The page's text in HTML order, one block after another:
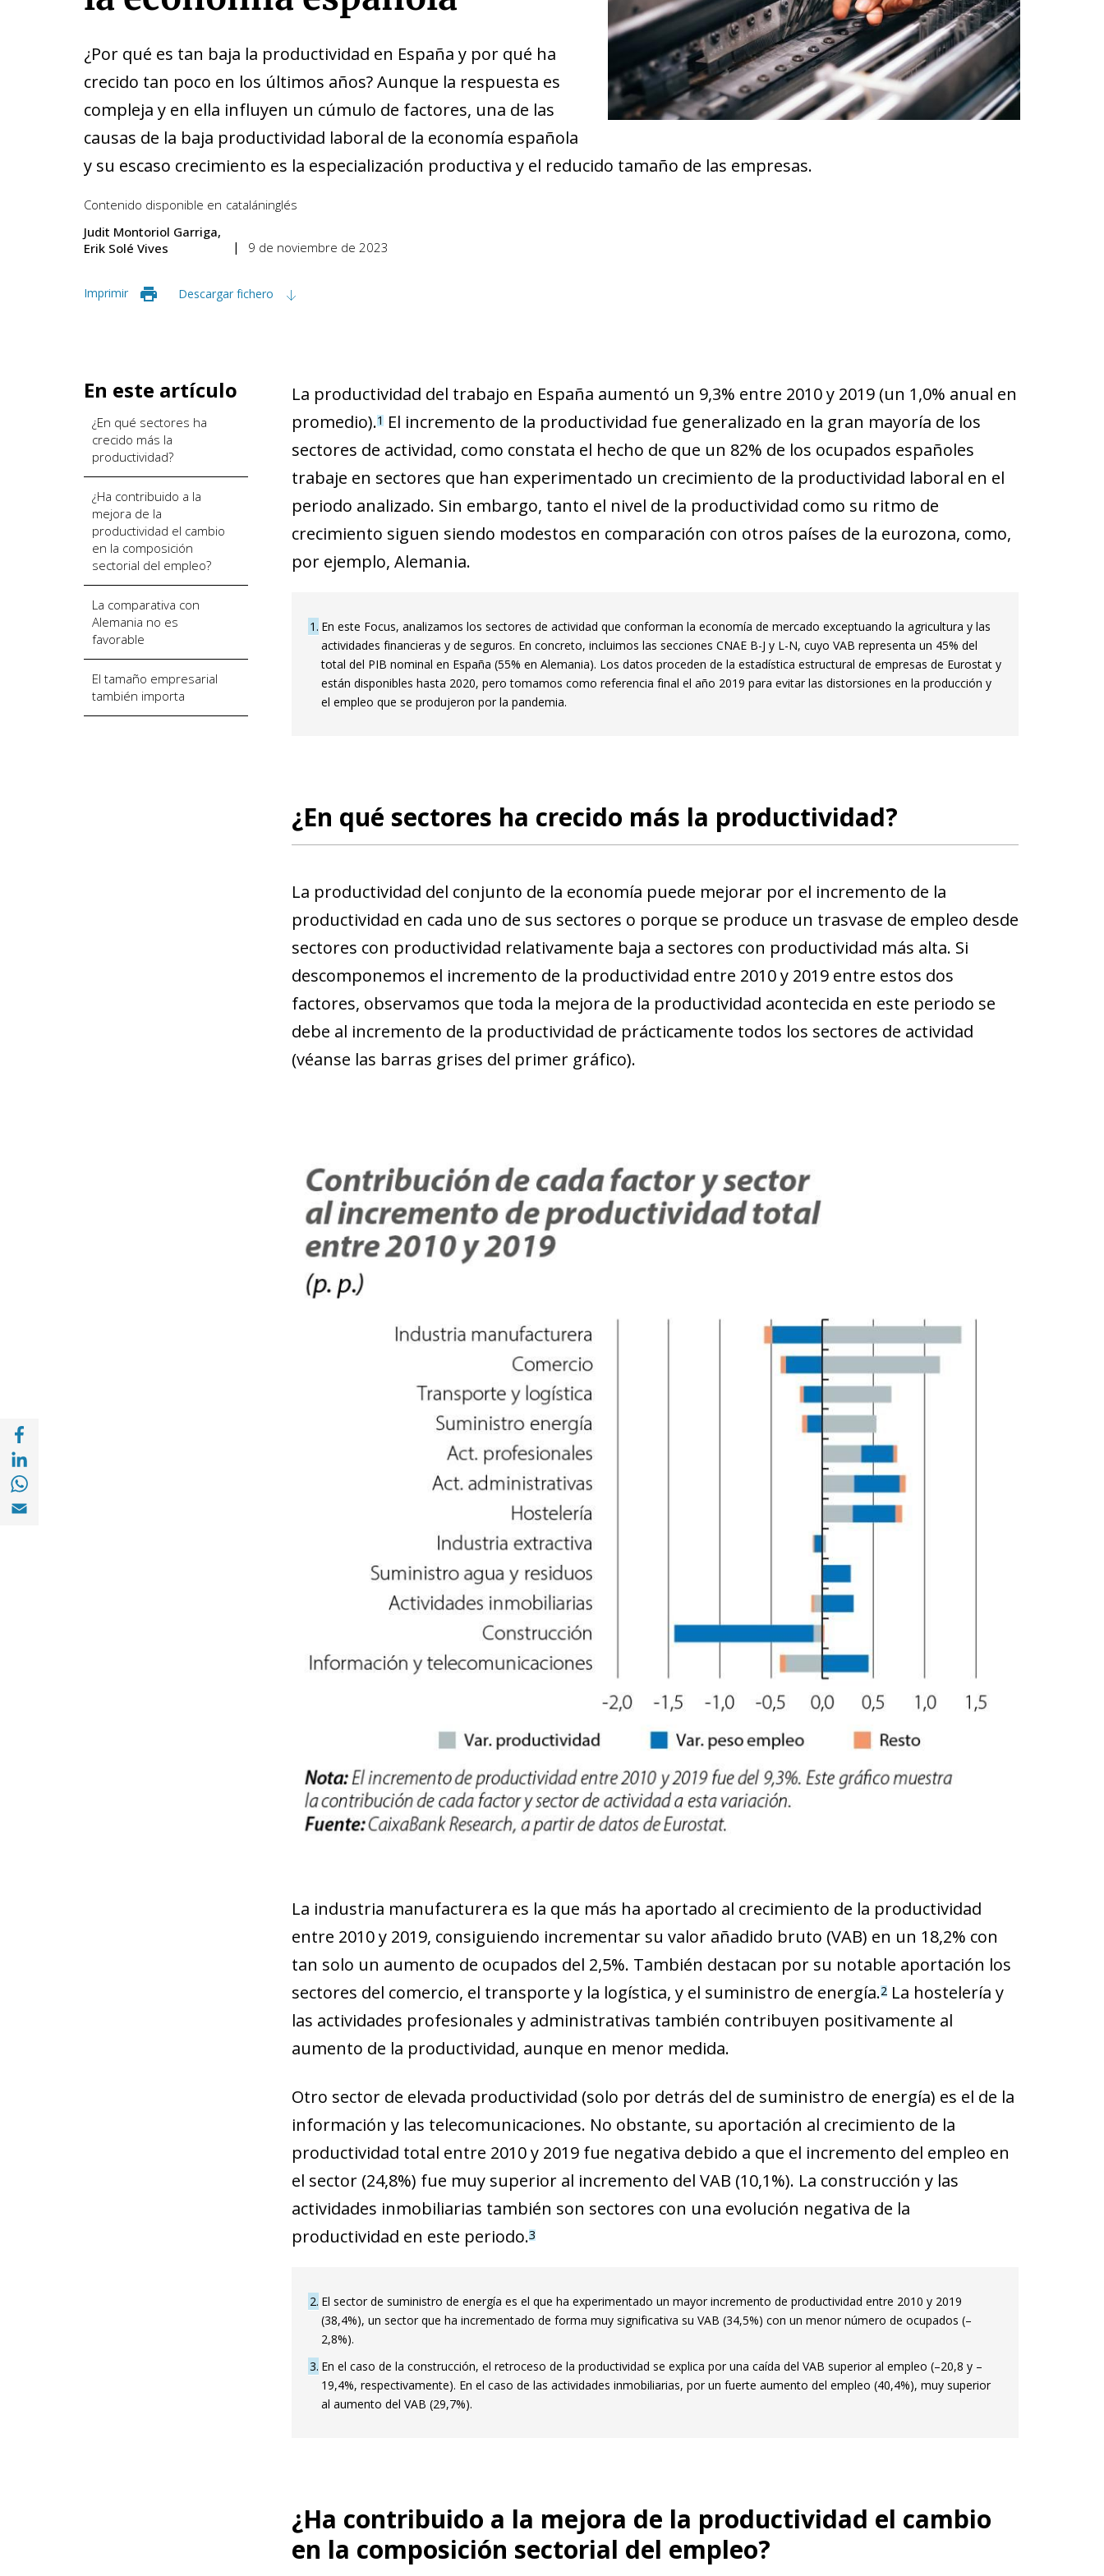
¿Por qué es tan baja la productividad en España y por qué ha
crecido tan poco en los últimos años? Aunque la respuesta es
compleja y en ella influyen un cúmulo de factores, una de las
causas de la baja productividad laboral de la economía española
y su escaso crecimiento es la especialización productiva y el reducido tamaño de las empresas.
Contenido disponible en cataláninglés
Judit Montoriol Garriga
Erik Solé Vives
9 de noviembre de 2023
Imprimir Descargar fichero
Compartir en with Whatsapp (opens in a new window)
En este artículo
¿En qué sectores ha
crecido más la
productividad?
¿Ha contribuido a la
mejora de la
productividad el cambio
en la composición
sectorial del empleo?
La comparativa con
Alemania no es
favorable
El tamaño empresarial
también importa
La productividad del trabajo en España aumentó un 9,3% entre 2010 y 2019 (un 1,0% anual en
promedio).1El incremento de la productividad fue generalizado en la gran mayoría de los
sectores de actividad, como constata el hecho de que un 82% de los ocupados españoles
trabaje en sectores que han experimentado un crecimiento de la productividad laboral en el
periodo analizado. Sin embargo, tanto el nivel de la productividad como su ritmo de
crecimiento siguen siendo modestos en comparación con otros países de la eurozona, como,
por ejemplo, Alemania.
1 En este Focus, analizamos los sectores de actividad que conforman la economía de mercado exceptuando la agricultura y las
actividades financieras y de seguros. En concreto, incluimos las secciones CNAE B-J y L-N, cuyo VAB representa un 45% del
total del PIB nominal en España (55% en Alemania). Los datos proceden de la estadística estructural de empresas de Eurostat y
están disponibles hasta 2020, pero tomamos como referencia final el año 2019 para evitar las distorsiones en la producción y
el empleo que se produjeron por la pandemia.
¿En qué sectores ha crecido más la productividad?
La productividad del conjunto de la economía puede mejorar por el incremento de la
productividad en cada uno de sus sectores o porque se produce un trasvase de empleo desde
sectores con productividad relativamente baja a sectores con productividad más alta. Si
descomponemos el incremento de la productividad entre 2010 y 2019 entre estos dos
factores, observamos que toda la mejora de la productividad acontecida en este periodo se
debe al incremento de la productividad de prácticamente todos los sectores de actividad
(véanse las barras grises del primer gráfico).
La industria manufacturera es la que más ha aportado al crecimiento de la productividad
entre 2010 y 2019, consiguiendo incrementar su valor añadido bruto (VAB) en un 18,2% con
tan solo un aumento de ocupados del 2,5%. También destacan por su notable aportación los
sectores del comercio, el transporte y la logística, y el suministro de energía.2La hostelería y
las actividades profesionales y administrativas también contribuyen positivamente al
aumento de la productividad, aunque en menor medida.
Otro sector de elevada productividad (solo por detrás del de suministro de energía) es el de la
información y las telecomunicaciones. No obstante, su aportación al crecimiento de la
productividad total entre 2010 y 2019 fue negativa debido a que el incremento del empleo en
el sector (24,8%) fue muy superior al incremento del VAB (10,1%). La construcción y las
actividades inmobiliarias también son sectores con una evolución negativa de la
productividad en este periodo.3
2 El sector de suministro de energía es el que ha experimentado un mayor incremento de productividad entre 2010 y 2019
(38,4%), un sector que ha incrementado de forma muy significativa su VAB (34,5%) con un menor número de ocupados (–
2,8%).
3 En el caso de la construcción, el retroceso de la productividad se explica por una caída del VAB superior al empleo (–20,8 y –
19,4%, respectivamente). En el caso de las actividades inmobiliarias, por un fuerte aumento del empleo (40,4%), muy superior
al aumento del VAB (29,7%).
¿Ha contribuido a la mejora de la productividad el cambio
en la composición sectorial del empleo?